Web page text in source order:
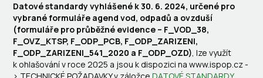
Datové standardy vyhlášené k 30. 6. 2024, určené pro
vybrané formuláře agend vod, odpadů a ovzduší
(formuláře pro průběžné evidence – F_VOD_38,
F_OVZ_KTSP, F_ODP_PCB, F_ODP_ZARIZENI,
F_ODP_ZARIZENI_541_2020 a F_ODP_OZD), lze využít
k ohlašování v roce 2025 a jsou k dispozici na www.ispop.cz -